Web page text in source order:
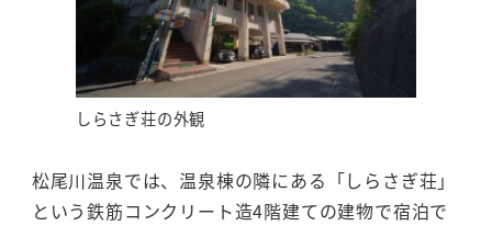
しらさぎ荘の外観
松尾川温泉では、温泉棟の隣にある「しらさぎ荘」
という鉄筋コンクリート造4階建ての建物で宿泊で